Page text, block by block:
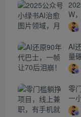
W
AI
量
零
一